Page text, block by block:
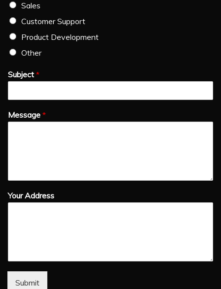
Sales
Customer Support
Product Development
Other
Subject *
Message *
Your Address
Submit